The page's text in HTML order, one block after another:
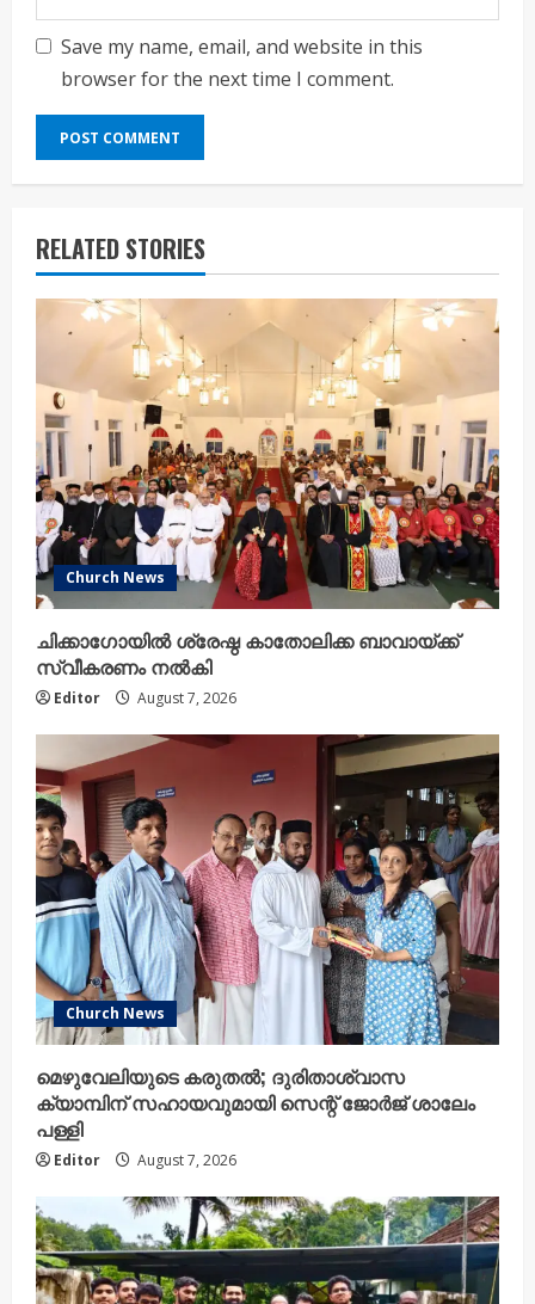
Save my name, email, and website in this
browser for the next time I comment.
RELATED STORIES
Church News
ചിക്കാഗോയിൽ ശ്രേഷ്ഠ കാതോലിക്ക ബാവായ്ക്ക്
സ്വീകരണം നൽകി
Editor August 7, 2026
Church News
മെഴുവേലിയുടെ കരുതൽ; ദുരിതാശ്വാസ
ക്യാമ്പിന് സഹായവുമായി സെന്റ് ജോർജ് ശാലേം
പള്ളി
Editor August 7, 2026